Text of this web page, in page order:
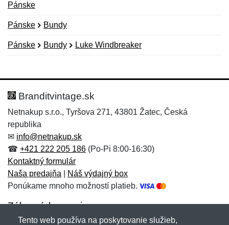
Pánske
Pánske Bundy
Pánske Bundy Luke Windbreaker
Hodnotenie:
Meno:*
E-mail:
Meno:
E-mail:*
Správa*
Branditvintage.sk
Netnakup s.r.o., Tyršova 271, 43801 Žatec, Česká
republika
✉ info@netnakup.sk
☎ +421 222 205 186 (Po-Pi 8:00-16:30)
Kontaktný formulár
Naša predajňa
Náš výdajný box
Ponúkame mnoho možností platieb.
Zákaznícky servis
Novinky emailom
Tento web používa na poskytovanie služieb,